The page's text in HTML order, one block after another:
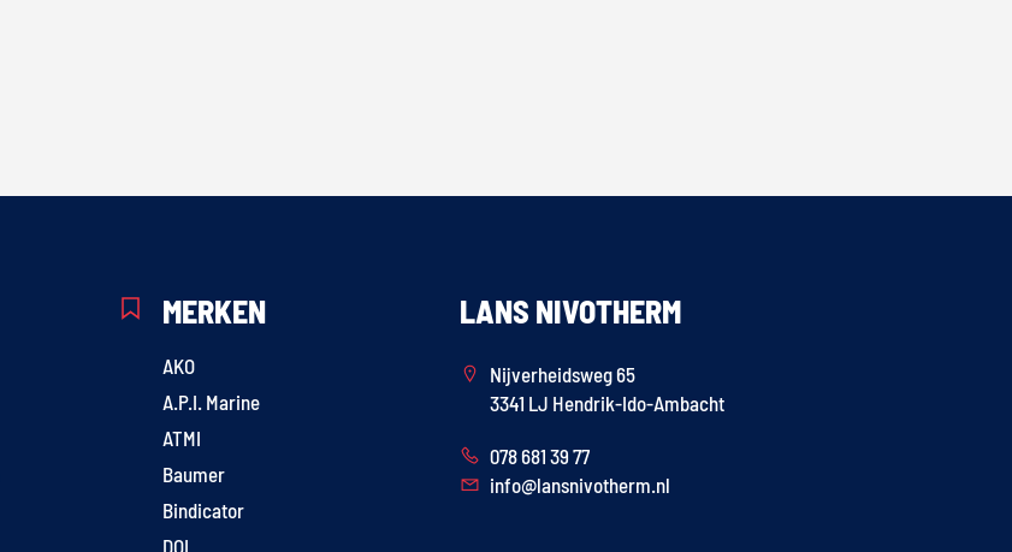
LANS NIVOTHERM
Nijverheidsweg 65
3341 LJ Hendrik-Ido-Ambacht
078 681 39 77
info@lansnivotherm.nl
MERKEN
AKO
A.P.I. Marine
ATMI
Baumer
Bindicator
DOL